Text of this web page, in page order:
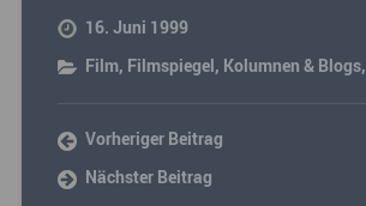
16. Juni 1999
Film, Filmspiegel, Kolumnen & Blogs,
Vorheriger Beitrag
Nächster Beitrag